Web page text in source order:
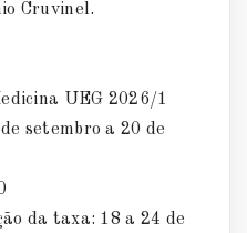
Cruvinel.
UEG 2026/1
setembro a 20 de
da taxa: 18 a 24 de